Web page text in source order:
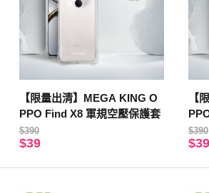
【限量出清】MEGA KING O
PPO Find X8 軍規空壓保護套
$390
$39
【
護套
$390
$39